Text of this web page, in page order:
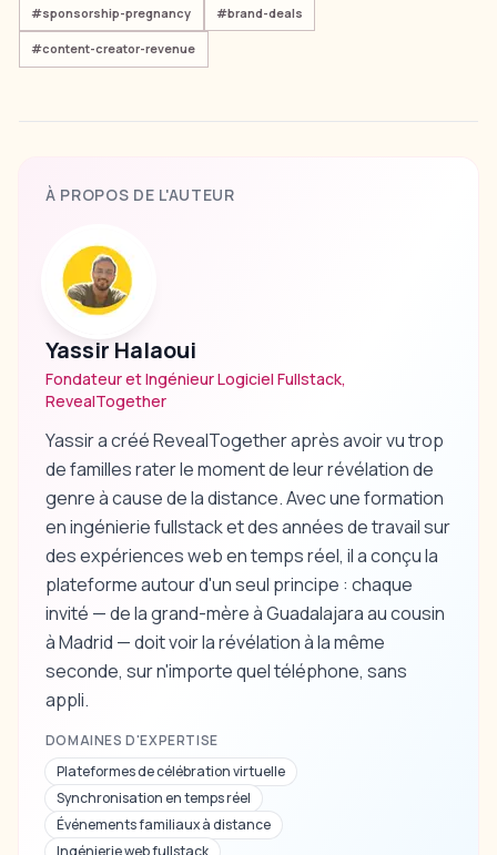
#sponsorship-pregnancy #brand-deals
#content-creator-revenue
À PROPOS DE L'AUTEUR
Yassir Halaoui
Fondateur et Ingénieur Logiciel Fullstack,
RevealTogether
Yassir a créé RevealTogether après avoir vu trop
de familles rater le moment de leur révélation de
genre à cause de la distance. Avec une formation
en ingénierie fullstack et des années de travail sur
des expériences web en temps réel, il a conçu la
plateforme autour d'un seul principe : chaque
invité — de la grand-mère à Guadalajara au cousin
à Madrid — doit voir la révélation à la même
seconde, sur n'importe quel téléphone, sans
appli.
DOMAINES D'EXPERTISE
Plateformes de célébration virtuelle
Synchronisation en temps réel
Événements familiaux à distance
Ingénierie web fullstack